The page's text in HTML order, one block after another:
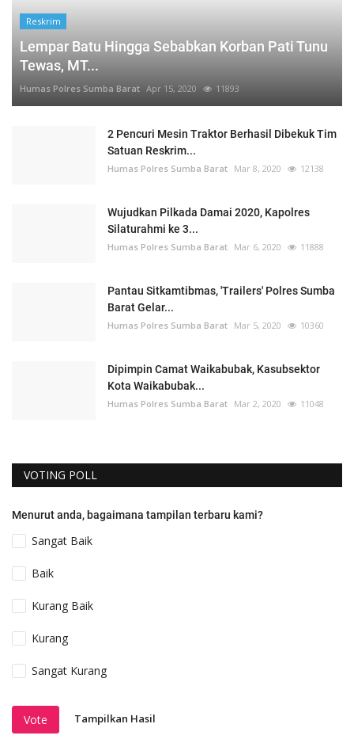
Reskrim
Lempar Batu Hingga Sebabkan Korban Pati Tunu
Tewas, MT...
Humas Polres Sumba Barat Apr 15, 2020 11893
2 Pencuri Mesin Traktor Berhasil Dibekuk Tim
Satuan Reskrim...
Humas Polres Sumba Barat Mar 8, 2020 12138
Wujudkan Pilkada Damai 2020, Kapolres
Silaturahmi ke 3...
Humas Polres Sumba Barat Mar 6, 2020 11888
Pantau Sitkamtibmas, 'Trailers' Polres Sumba
Barat Gelar...
Humas Polres Sumba Barat Mar 5, 2020 10360
Dipimpin Camat Waikabubak, Kasubsektor
Kota Waikabubak...
Humas Polres Sumba Barat Mar 2, 2020 11048
VOTING POLL
Menurut anda, bagaimana tampilan terbaru kami?
Sangat Baik
Baik
Kurang Baik
Kurang
Sangat Kurang
Vote Tampilkan Hasil